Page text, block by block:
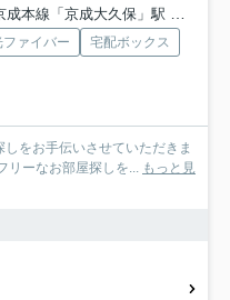
成本線「京成大久保」駅 徒歩6分
ファイバー
宅配ボックス
をお手伝いさせていただきま
リーなお部屋探しを... もっと見